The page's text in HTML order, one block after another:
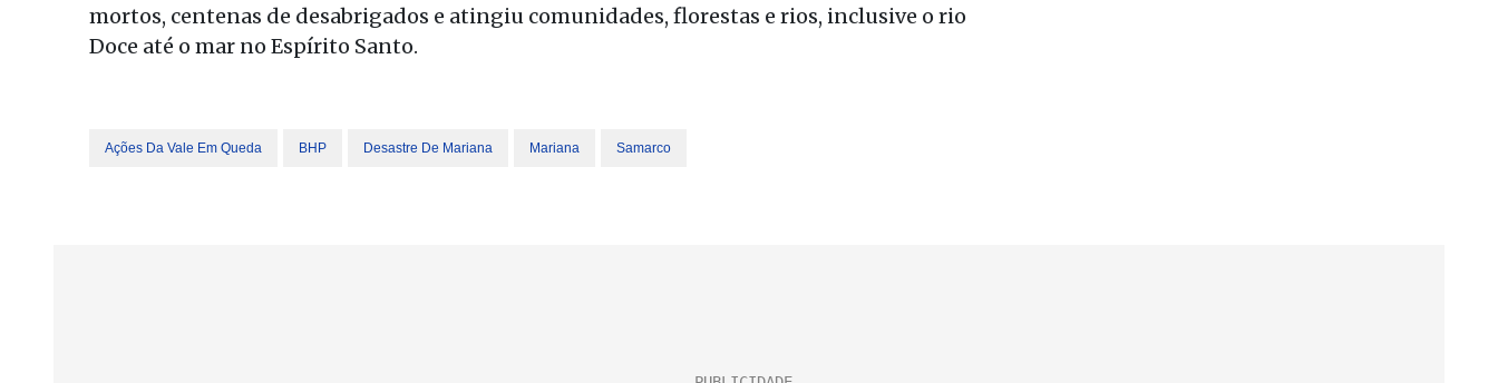
mortos, centenas de desabrigados e atingiu comunidades, florestas e rios, inclusive o rio
Doce até o mar no Espírito Santo.
Ações Da Vale Em Queda BHP Desastre De Mariana Mariana Samarco